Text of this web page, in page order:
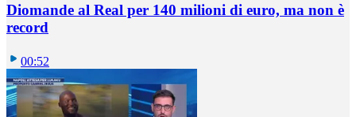
Diomande al Real per 140 milioni di euro, ma non è
record
00:52